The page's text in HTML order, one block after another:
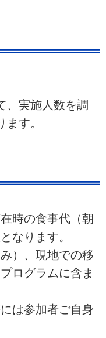
、実施人数を調
す。
時の食事代（朝
なります。
）、現地での移
ログラムに含ま
は参加者ご自身